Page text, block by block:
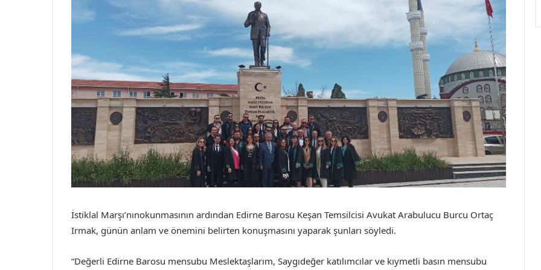
İstiklal Marşı’nınokunmasının ardından Edirne Barosu Keşan Temsilcisi Avukat Arabulucu Burcu Ortaç
Irmak, günün anlam ve önemini belirten konuşmasını yaparak şunları söyledi.
“Değerli Edirne Barosu mensubu Meslektaşlarım, Saygıdeğer katılımcılar ve kıymetli basın mensubu